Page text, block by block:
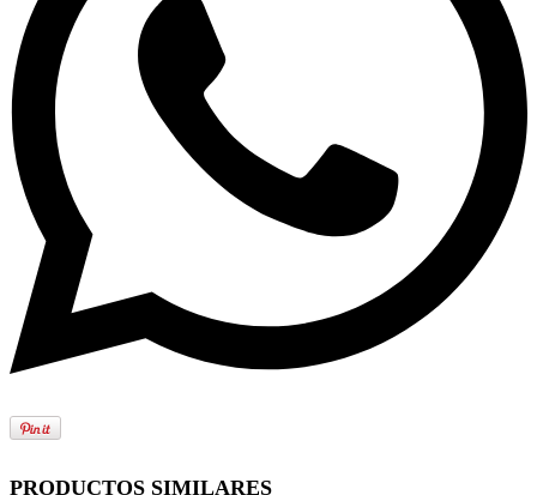
PRODUCTOS SIMILARES